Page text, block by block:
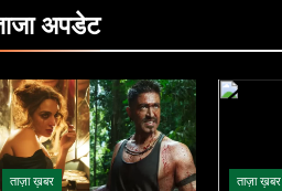
अपडेट
ताज़ा ख़बर ताज़ा ख़बर